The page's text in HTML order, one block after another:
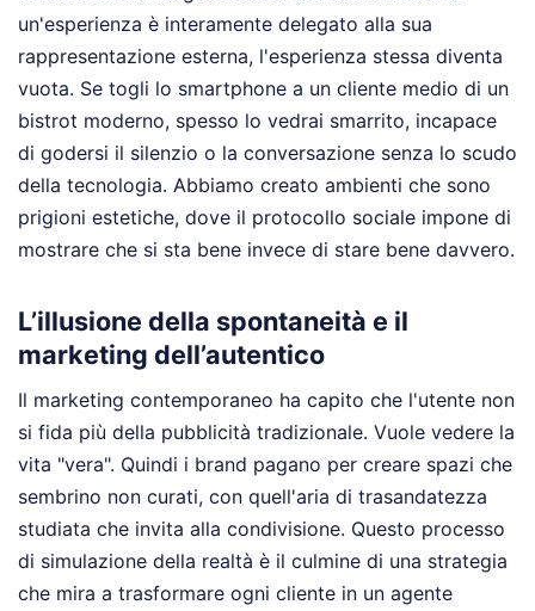
un'esperienza è interamente delegato alla sua
rappresentazione esterna, l'esperienza stessa diventa
vuota. Se togli lo smartphone a un cliente medio di un
bistrot moderno, spesso lo vedrai smarrito, incapace
di godersi il silenzio o la conversazione senza lo scudo
della tecnologia. Abbiamo creato ambienti che sono
prigioni estetiche, dove il protocollo sociale impone di
mostrare che si sta bene invece di stare bene davvero.
L’illusione della spontaneità e il
marketing dell’autentico
Il marketing contemporaneo ha capito che l'utente non
si fida più della pubblicità tradizionale. Vuole vedere la
vita "vera". Quindi i brand pagano per creare spazi che
sembrino non curati, con quell'aria di trasandatezza
studiata che invita alla condivisione. Questo processo
di simulazione della realtà è il culmine di una strategia
che mira a trasformare ogni cliente in un agente